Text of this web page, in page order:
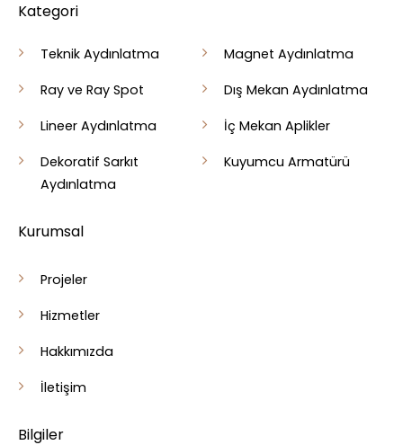
Kategori
Teknik Aydınlatma
Ray ve Ray Spot
Lineer Aydınlatma
Dekoratif Sarkıt
Aydınlatma
Magnet Aydınlatma
Dış Mekan Aydınlatma
İç Mekan Aplikler
Kuyumcu Armatürü
Kurumsal
Projeler
Hizmetler
Hakkımızda
İletişim
Bilgiler